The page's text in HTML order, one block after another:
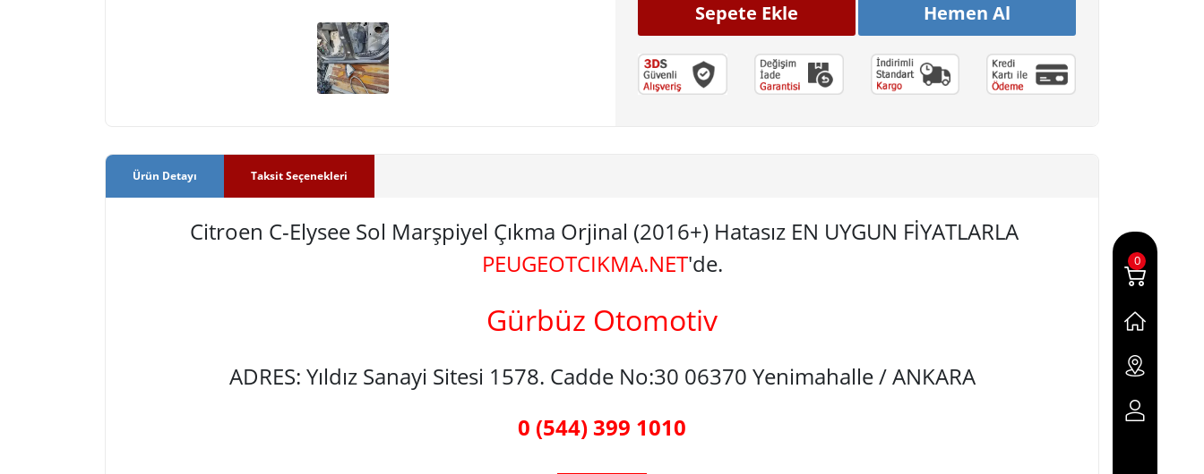
Sepete Ekle Hemen Al
Ürün Detayı Taksit Seçenekleri
Citroen C-Elysee Sol Marşpiyel Çıkma Orjinal (2016+) Hatasız EN UYGUN FİYATLARLA
PEUGEOTCIKMA.NET'de.
Gürbüz Otomotiv
ADRES: Yıldız Sanayi Sitesi 1578. Cadde No:30 06370 Yenimahalle / ANKARA
0 (544) 399 1010
0